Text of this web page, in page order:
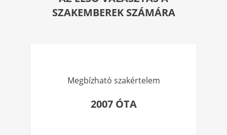
SZAKEMBEREK SZÁMÁRA
Megbízható szakértelem
2007 ÓTA